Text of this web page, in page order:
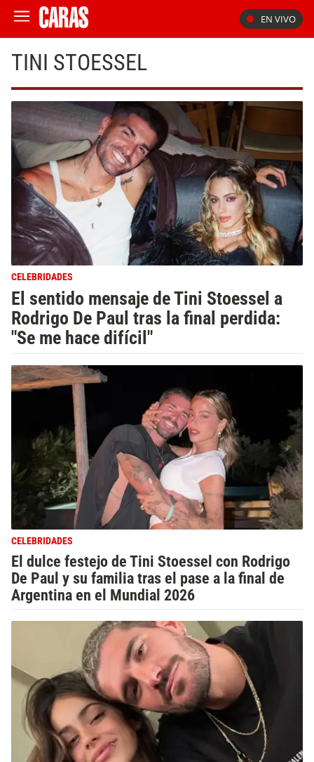
EN VIVO
TINI STOESSEL
CELEBRIDADES
El sentido mensaje de Tini Stoessel a
Rodrigo De Paul tras la final perdida:
"Se me hace difícil"
CELEBRIDADES
El dulce festejo de Tini Stoessel con Rodrigo
De Paul y su familia tras el pase a la final de
Argentina en el Mundial 2026